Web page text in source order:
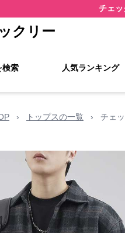
チェッ
クリー
検索 人気ランキング
› トップスの一覧 › チェ